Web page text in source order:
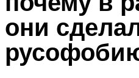
они